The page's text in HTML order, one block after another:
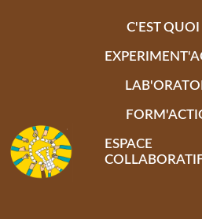
C'EST QUOI
ESPACE